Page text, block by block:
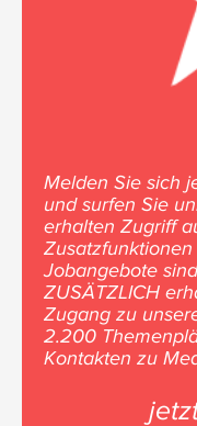
Melden Sie sich
und surfen Sie
erhalten Zugriff
Jobangebote
ZUSÄTZLICH
Zugang zu
2.200
Kontakten zu